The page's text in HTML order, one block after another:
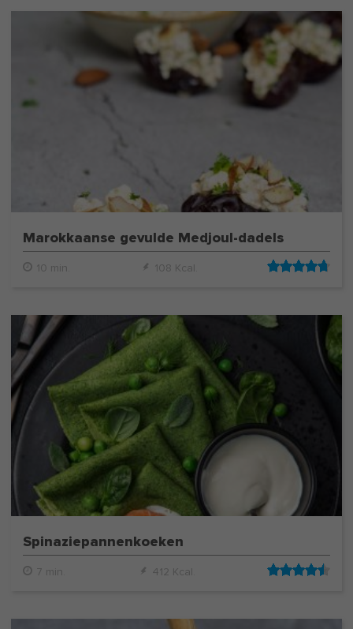
Marokkaanse gevulde Medjoul-dadels
10 min. 108 Kcal.
Spinaziepannenkoeken
7 min. 412 Kcal.